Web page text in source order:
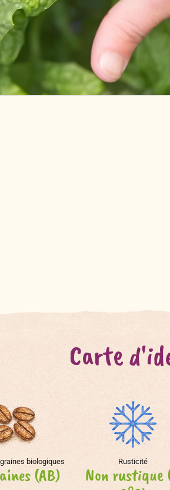
Carte
biologiques
(AB)
Rusticité
Non rustique